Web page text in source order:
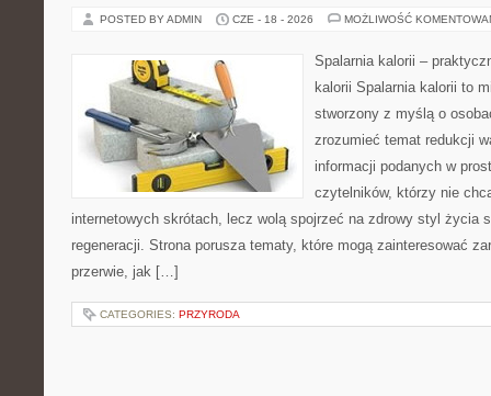
POSTED BY ADMIN CZE - 18 - 2026 MOŻLIWOŚĆ
Spalarnia kalorii –
kalorii Spalarnia kalorii to
stworzony z myślą o
zrozumieć temat redukcji
informacji podanych w
czytelników, którzy nie
internetowych skrótach, lecz wolą spojrzeć na zdrowy styl życia
regeneracji. Strona porusza tematy, które mogą zainteresować
przerwie, jak […]
CATEGORIES: PRZYRODA